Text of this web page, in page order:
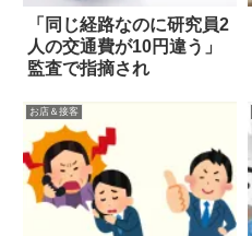
「同じ経路なのに研究員2
人の交通費が10円違う」
監査で指摘され
お店＆接客